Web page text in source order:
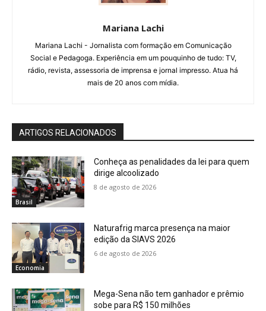
Mariana Lachi
Mariana Lachi - Jornalista com formação em Comunicação
Social e Pedagoga. Experiência em um pouquinho de tudo: TV,
rádio, revista, assessoria de imprensa e jornal impresso. Atua há
mais de 20 anos com mídia.
ARTIGOS RELACIONADOS
Brasil
Conheça as penalidades da lei para quem
dirige alcoolizado
8 de agosto de 2026
Economia
Naturafrig marca presença na maior
edição da SIAVS 2026
6 de agosto de 2026
Mega-Sena não tem ganhador e prêmio
sobe para R$ 150 milhões